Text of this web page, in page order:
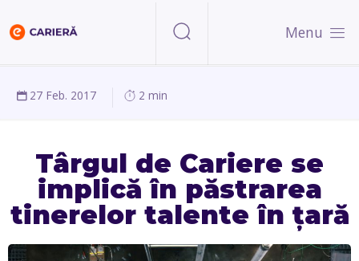
Menu
27 Feb. 2017 2 min
Târgul de Cariere se
implică în păstrarea
tinerelor talente în țară